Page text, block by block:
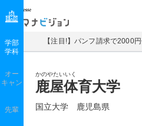
マナビジョン
【注目!】パンフ請求で2000
かのやたいいく
鹿屋体育大学
国立大学 鹿児島県
学部
学科
オー
キャン
先輩